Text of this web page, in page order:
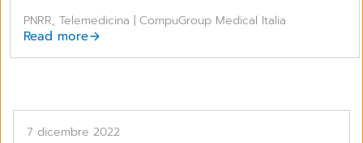
PNRR, Telemedicina | CompuGroup Medical Italia
Read more
7 dicembre 2022